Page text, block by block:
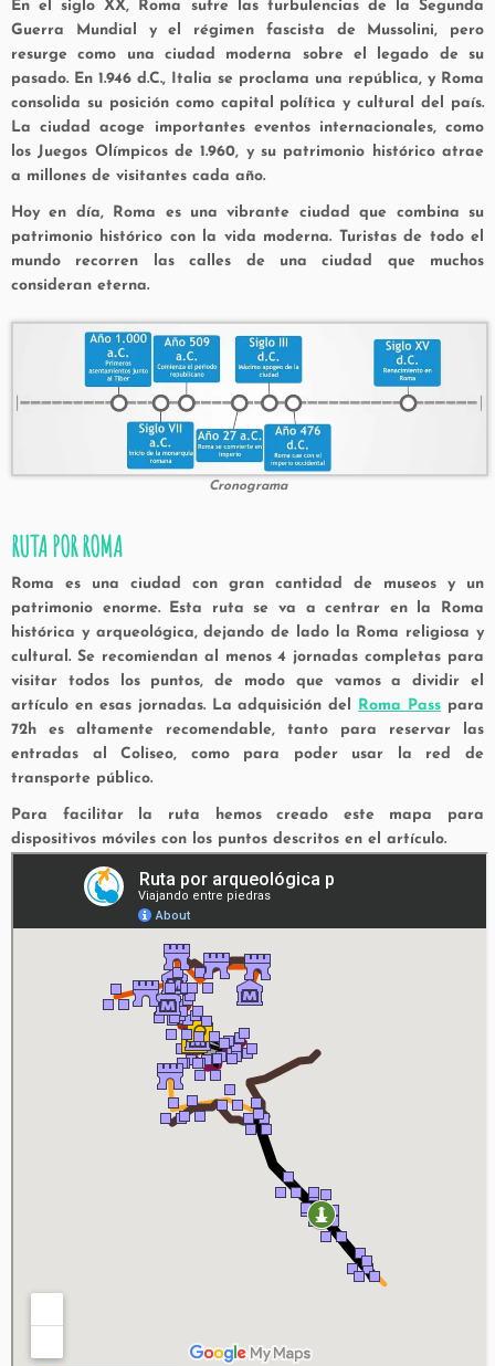
En el siglo XX, Roma sufre las turbulencias de la Segunda
Guerra Mundial y el régimen fascista de Mussolini, pero
resurge como una ciudad moderna sobre el legado de su
pasado. En 1.946 d.C., Italia se proclama una república, y Roma
consolida su posición como capital política y cultural del país.
La ciudad acoge importantes eventos internacionales, como
los Juegos Olímpicos de 1.960, y su patrimonio histórico atrae
a millones de visitantes cada año.
Hoy en día, Roma es una vibrante ciudad que combina su
patrimonio histórico con la vida moderna. Turistas de todo el
mundo recorren las calles de una ciudad que muchos
consideran eterna.
Cronograma
RUTA POR ROMA
Roma es una ciudad con gran cantidad de museos y un
patrimonio enorme. Esta ruta se va a centrar en la Roma
histórica y arqueológica, dejando de lado la Roma religiosa y
cultural. Se recomiendan al menos 4 jornadas completas para
visitar todos los puntos, de modo que vamos a dividir el
artículo en esas jornadas. La adquisición del
Roma Pass para
72h es altamente recomendable, tanto para reservar las
entradas al Coliseo, como para poder usar la red de
transporte público.
Para facilitar la ruta hemos creado este mapa para
dispositivos móviles con los puntos descritos en el artículo.